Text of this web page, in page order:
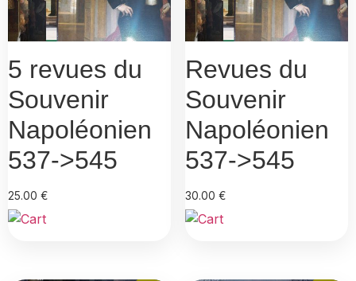
5 revues du
Souvenir
Napoléonien
537->545
25.00 €
Revues du
Souvenir
Napoléonien
537->545
30.00 €